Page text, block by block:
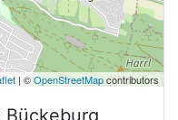
| ©OpenStreetMapcontributors
Bückeburg